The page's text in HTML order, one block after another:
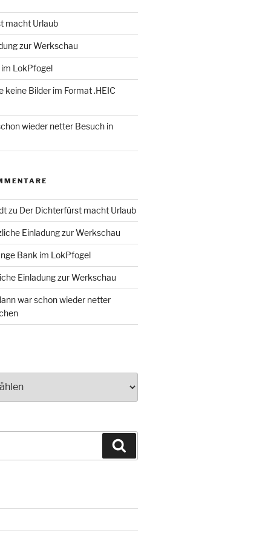
macht Urlaub
zur Werkschau
LokPfogel
keine Bilder im Format .HEIC
wieder netter Besuch in
zu Der Dichterfürst macht Urlaub
Einladung zur Werkschau
Bank im LokPfogel
Einladung zur Werkschau
war schon wieder netter